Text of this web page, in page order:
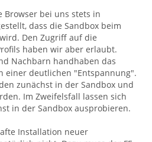
Browser bei uns stets in
dass die Sandbox beim
Den Zugriff auf die
haben wir aber erlaubt.
Nachbarn handhaben das
einer deutlichen "Entspannung".
zunächst in der Sandbox und
Im Zweifelsfall lassen sich
in der Sandbox ausprobieren.
Installation neuer